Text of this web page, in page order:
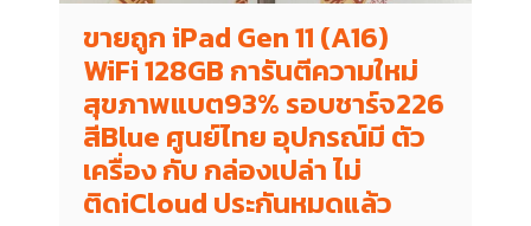
ขายถูก iPad Gen 11 (A16)
WiFi 128GB การันตีความใหม่
สุขภาพแบต93% รอบชาร์จ226
สีBlue ศูนย์ไทย อุปกรณ์มี ตัว
เครื่อง กับ กล่องเปล่า ไม่
ติดiCloud ประกันหมดแล้ว